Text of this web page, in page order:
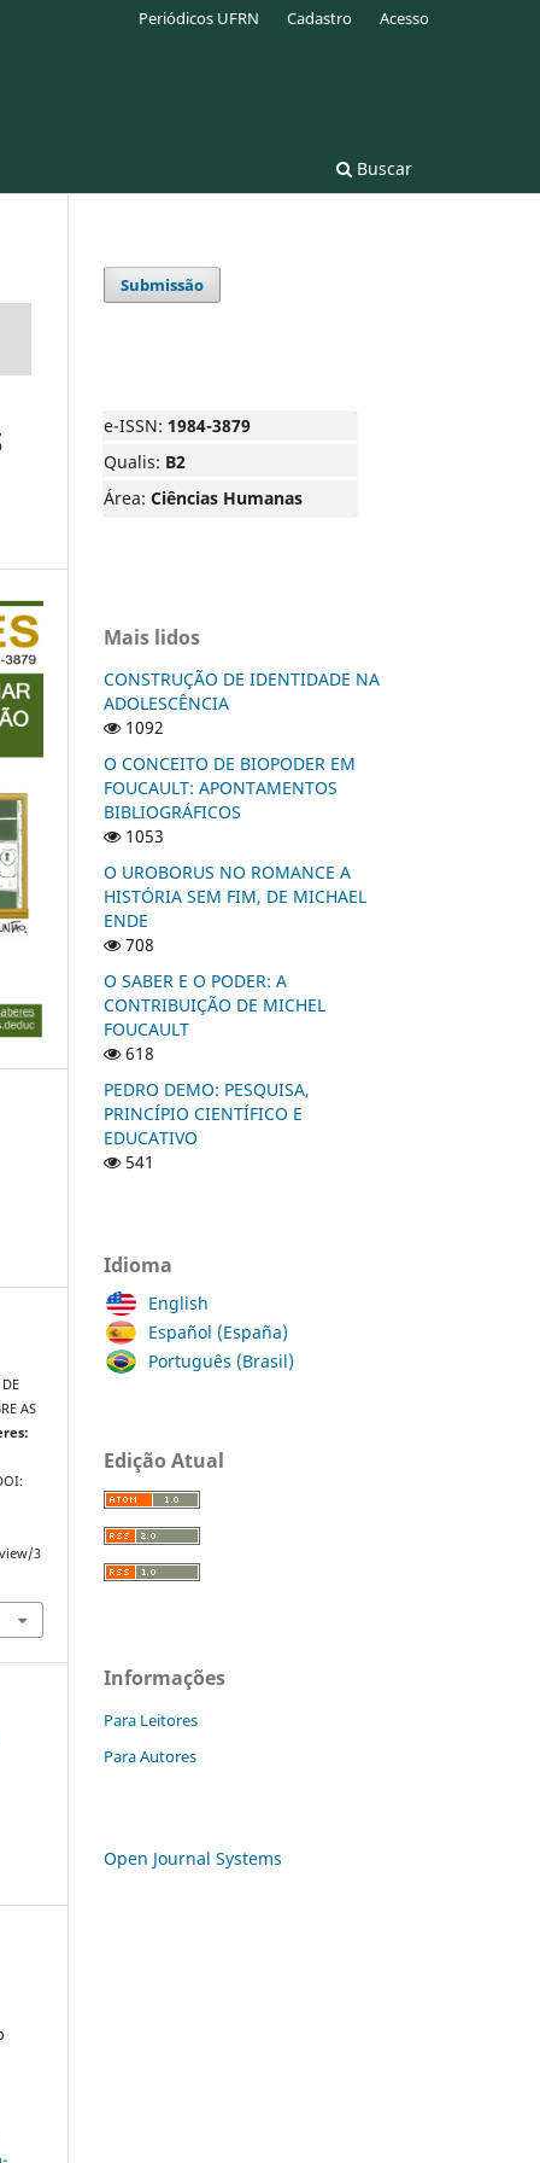
Buscar
Periódicos UFRN Cadastro Acesso
AS
3
Submissão
e-ISSN: 1984-3879
Qualis: B2
Área: Ciências Humanas
Mais lidos
CONSTRUÇÃO DE IDENTIDADE NA
ADOLESCÊNCIA
1092
O CONCEITO DE BIOPODER EM
FOUCAULT: APONTAMENTOS
BIBLIOGRÁFICOS
1053
O UROBORUS NO ROMANCE A
HISTÓRIA SEM FIM, DE MICHAEL
ENDE
708
O SABER E O PODER: A
CONTRIBUIÇÃO DE MICHEL
FOUCAULT
618
PEDRO DEMO: PESQUISA,
PRINCÍPIO CIENTÍFICO E
EDUCATIVO
541
Idioma
English
Español (España)
Português (Brasil)
Edição Atual
Informações
Para Leitores
Para Autores
Open Journal Systems